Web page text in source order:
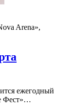
Arena»,
ежегодный
Фест»…